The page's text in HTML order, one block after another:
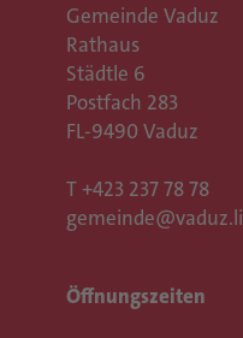
Gemeinde Vaduz
Rathaus
Städtle 6
Postfach 283
FL-9490 Vaduz
T +423 237 78 78
gemeinde@vaduz.li
Öffnungszeiten